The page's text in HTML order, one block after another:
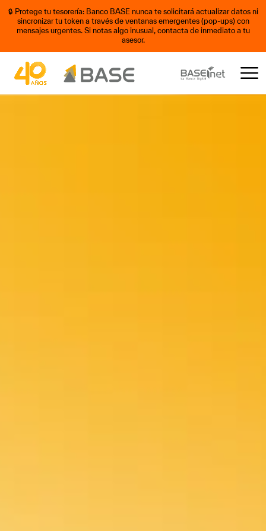
🔒 Protege tu tesorería: Banco BASE nunca te solicitará actualizar datos ni
sincronizar tu token a través de ventanas emergentes (pop-ups) con
mensajes urgentes. Si notas algo inusual, contacta de inmediato a tu
asesor.